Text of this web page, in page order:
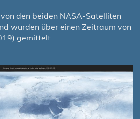
den beiden NASA-Satelliten
wurden über einen Zeitraum von
gemittelt.